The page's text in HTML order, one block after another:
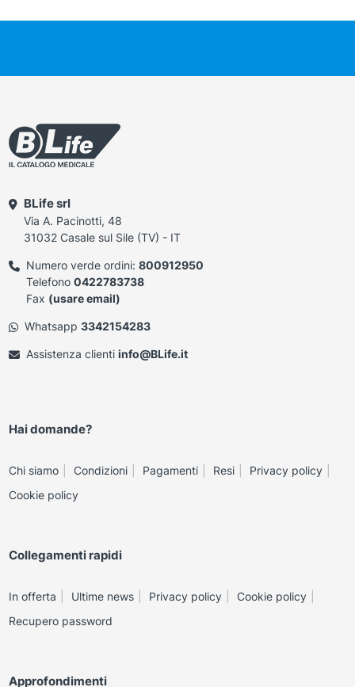
BLife srl
Via A. Pacinotti, 48
31032 Casale sul Sile (TV) - IT
Numero verde ordini: 800912950
Telefono 0422783738
Fax (usare email)
Whatsapp 3342154283
Assistenza clienti info@BLife.it
Hai domande?
Chi siamo Condizioni Pagamenti Resi
Privacy policy
Cookie policy
Collegamenti rapidi
In offerta Ultime news Privacy policy
Cookie policy
Recupero password
Approfondimenti